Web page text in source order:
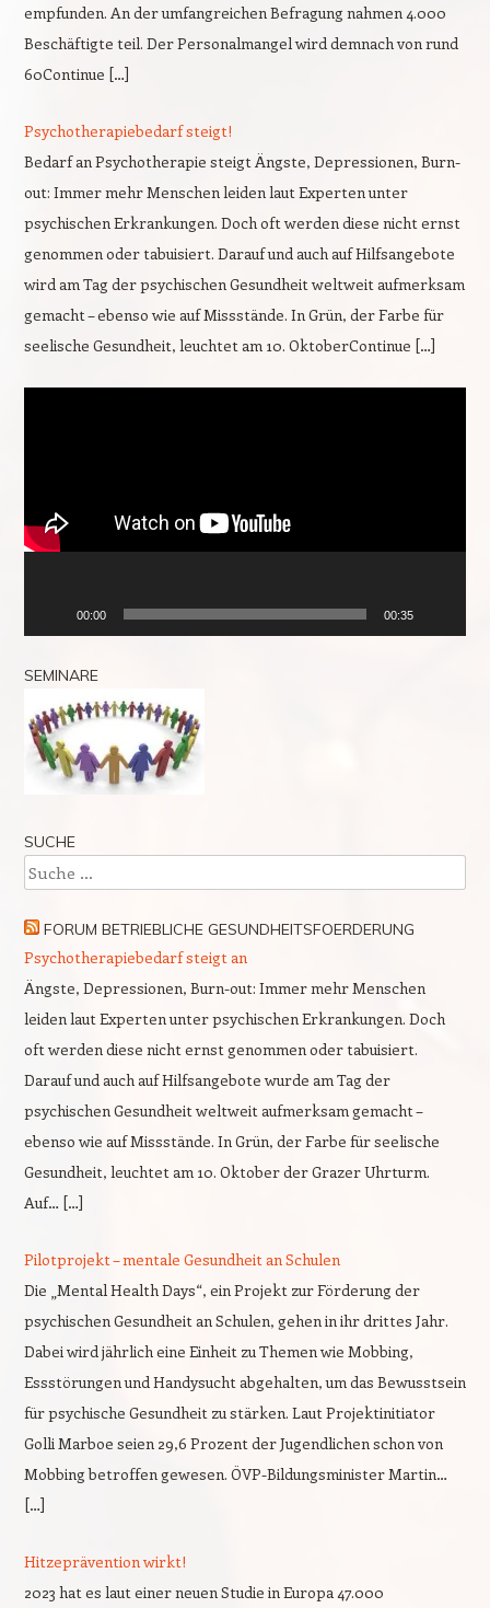
empfunden. An der umfangreichen Befragung nahmen 4.000
Beschäftigte teil. Der Personalmangel wird demnach von rund
60Continue […]
Psychotherapiebedarf steigt!
Bedarf an Psychotherapie steigt Ängste, Depressionen, Burn-
out: Immer mehr Menschen leiden laut Experten unter
psychischen Erkrankungen. Doch oft werden diese nicht ernst
genommen oder tabuisiert. Darauf und auch auf Hilfsangebote
wird am Tag der psychischen Gesundheit weltweit aufmerksam
gemacht – ebenso wie auf Missstände. In Grün, der Farbe für
seelische Gesundheit, leuchtet am 10. OktoberContinue […]
00:00 00:35
SEMINARE
SUCHE
Suche
FORUM BETRIEBLICHE GESUNDHEITSFOERDERUNG
Psychotherapiebedarf steigt an
Ängste, Depressionen, Burn-out: Immer mehr Menschen
leiden laut Experten unter psychischen Erkrankungen. Doch
oft werden diese nicht ernst genommen oder tabuisiert.
Darauf und auch auf Hilfsangebote wurde am Tag der
psychischen Gesundheit weltweit aufmerksam gemacht –
ebenso wie auf Missstände. In Grün, der Farbe für seelische
Gesundheit, leuchtet am 10. Oktober der Grazer Uhrturm.
Auf… […]
Pilotprojekt – mentale Gesundheit an Schulen
Die „Mental Health Days“, ein Projekt zur Förderung der
psychischen Gesundheit an Schulen, gehen in ihr drittes Jahr.
Dabei wird jährlich eine Einheit zu Themen wie Mobbing,
Essstörungen und Handysucht abgehalten, um das Bewusstsein
für psychische Gesundheit zu stärken. Laut Projektinitiator
Golli Marboe seien 29,6 Prozent der Jugendlichen schon von
Mobbing betroffen gewesen. ÖVP-Bildungsminister Martin…
[…]
Hitzeprävention wirkt!
2023 hat es laut einer neuen Studie in Europa 47.000